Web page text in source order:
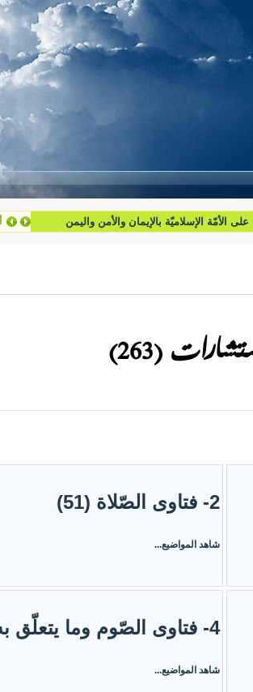
الأمّة الإسلاميّة بالإيمان والأمن واليمن
البريد التّالي:
(263)
2- فتاوى الصّلاة (51)
شاهد المواضيع...
4- فتاوى الصّوم وما يتعلّق به (17)
شاهد المواضيع...